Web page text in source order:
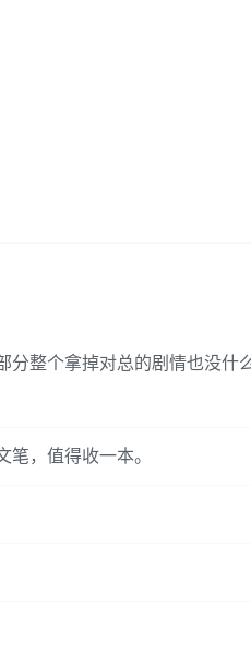
整个拿掉对总的剧情也没什
，值得收一本。